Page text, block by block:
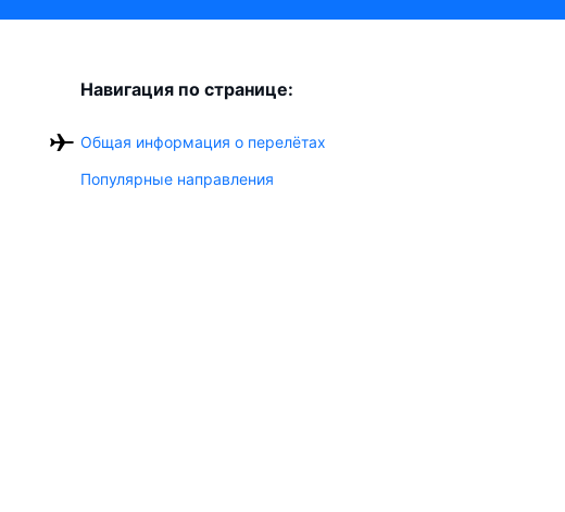
Навигация по странице:
Общая информация о перелётах
Популярные направления